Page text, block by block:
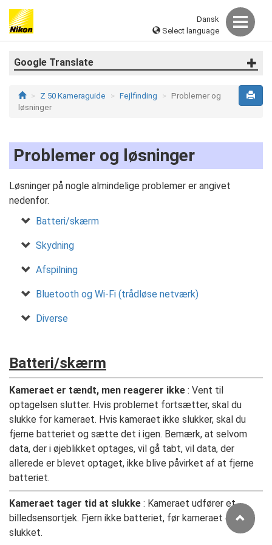
Dansk
Select language
Google Translate
Z 50 Kameraguide Fejlfinding
Problemer og
løsninger
Problemer og løsninger
Løsninger på nogle almindelige problemer er angivet
nedenfor.
Batteri/skærm
Skydning
Afspilning
Bluetooth og Wi-Fi (trådløse netværk)
Diverse
Batteri/skærm
Kameraet er tændt, men reagerer ikke : Vent til
optagelsen slutter. Hvis problemet fortsætter, skal du
slukke for kameraet. Hvis kameraet ikke slukker, skal du
fjerne batteriet og sætte det i igen. Bemærk, at selvom
data, der i øjeblikket optages, vil gå tabt, vil data, der
allerede er blevet optaget, ikke blive påvirket af at fjerne
batteriet.
Kameraet tager tid at slukke : Kameraet udfører et
billedsensortjek. Fjern ikke batteriet, før kameraet er
slukket.